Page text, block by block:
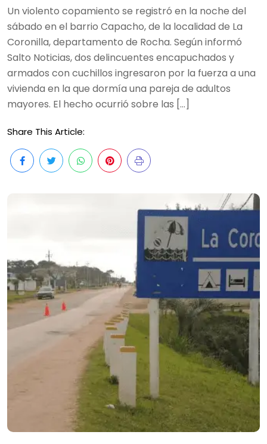
Un violento copamiento se registró en la noche del
sábado en el barrio Capacho, de la localidad de La
Coronilla, departamento de Rocha. Según informó
Salto Noticias, dos delincuentes encapuchados y
armados con cuchillos ingresaron por la fuerza a una
vivienda en la que dormía una pareja de adultos
mayores. El hecho ocurrió sobre las […]
Share This Article: